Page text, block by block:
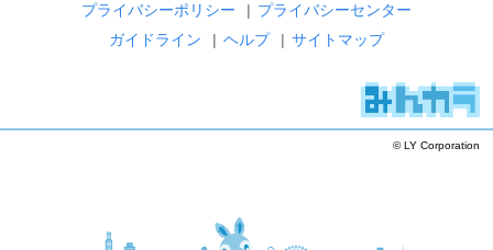
プライバシーポリシー
| プライバシーセンター
ガイドライン
| ヘルプ | サイトマップ
© LY Corporation